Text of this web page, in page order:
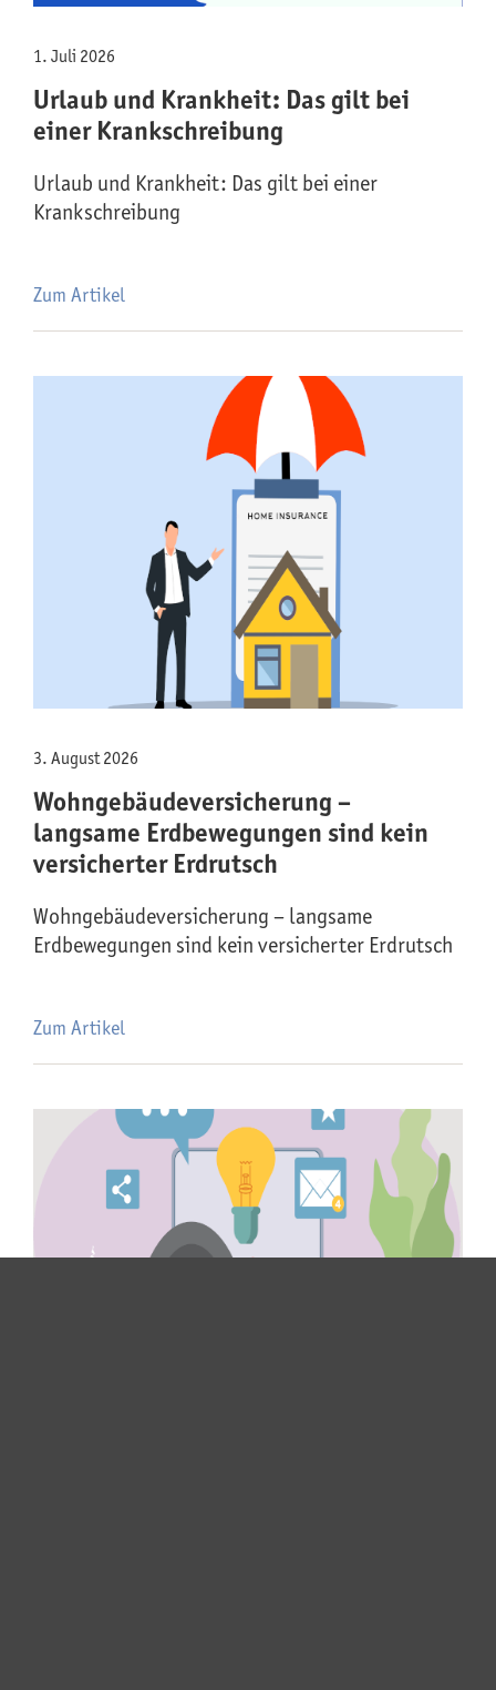
1. Juli 2026
Urlaub und Krankheit: Das gilt bei
einer Krankschreibung
Urlaub und Krankheit: Das gilt bei einer
Krankschreibung
Zum Artikel
3. August 2026
Wohngebäude­versicherung –
langsame Erdbewegungen sind kein
versicherter Erdrutsch
Wohngebäude­versicherung – langsame
Erdbewegungen sind kein versicherter Erdrutsch
Zum Artikel